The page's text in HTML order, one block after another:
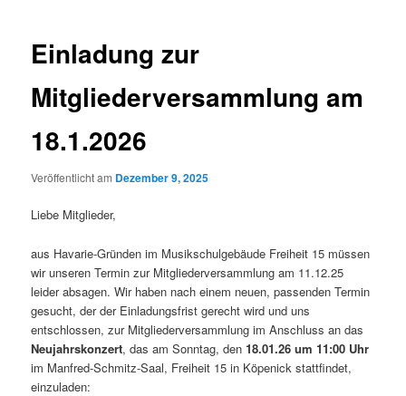
Einladung zur
Mitgliederversammlung am
18.1.2026
Veröffentlicht am Dezember 9, 2025
Liebe Mitglieder,
aus Havarie-Gründen im Musikschulgebäude Freiheit 15 müssen
wir unseren Termin zur Mitgliederversammlung am 11.12.25
leider absagen. Wir haben nach einem neuen, passenden Termin
gesucht, der der Einladungsfrist gerecht wird und uns
entschlossen, zur Mitgliederversammlung im Anschluss an das
Neujahrskonzert, das am Sonntag, den18.01.26 um 11:00 Uhr
im Manfred-Schmitz-Saal, Freiheit 15 in Köpenick stattfindet,
einzuladen: